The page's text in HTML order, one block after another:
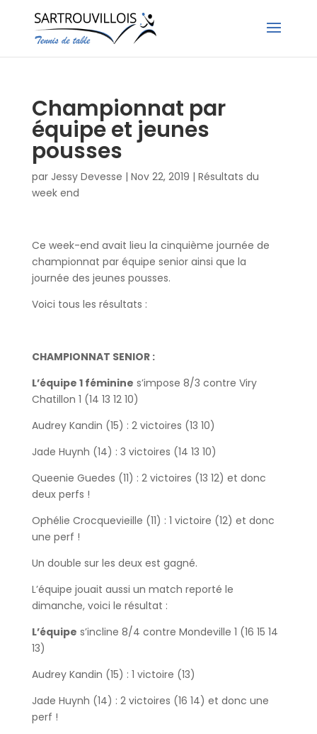
Championnat par
équipe et jeunes
pousses
par Jessy Devesse | Nov 22, 2019 | Résultats du
week end
Ce week-end avait lieu la cinquième journée de
championnat par équipe senior ainsi que la
journée des jeunes pousses.
Voici tous les résultats :
CHAMPIONNAT SENIOR :
L’équipe 1 féminine s’impose 8/3 contre Viry
Chatillon 1 (14 13 12 10)
Audrey Kandin (15) : 2 victoires (13 10)
Jade Huynh (14) : 3 victoires (14 13 10)
Queenie Guedes (11) : 2 victoires (13 12) et donc
deux perfs !
Ophélie Crocquevieille (11) : 1 victoire (12) et donc
une perf !
Un double sur les deux est gagné.
L’équipe jouait aussi un match reporté le
dimanche, voici le résultat :
L’équipe s’incline 8/4 contre Mondeville 1 (16 15 14
13)
Audrey Kandin (15) : 1 victoire (13)
Jade Huynh (14) : 2 victoires (16 14) et donc une
perf !